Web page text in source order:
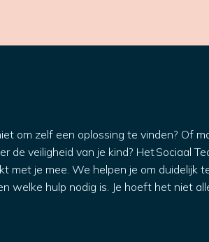
om zelf een oplossing te vinden? Of
de veiligheid van je kind? Het Sociaal
met je mee. We helpen je om duidelijk
welke hulp nodig is. Je hoeft het niet